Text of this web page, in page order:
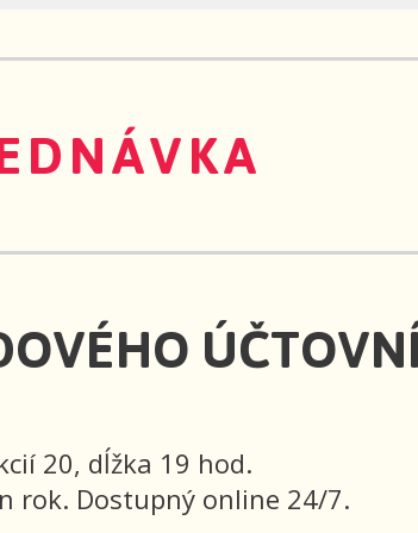
20, dĺžka 19 hod.
rok. Dostupný online 24/7.